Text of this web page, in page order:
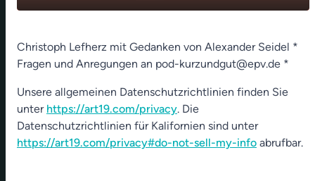
play_arrow
00:00 01:18
Christoph Lefherz mit Gedanken von Alexander Seidel *
Fragen und Anregungen an pod-kurzundgut@epv.de *
Unsere allgemeinen Datenschutzrichtlinien finden Sie
unter https://art19.com/privacy. Die
Datenschutzrichtlinien für Kalifornien sind unter
https://art19.com/privacy#do-not-sell-my-info abrufbar.